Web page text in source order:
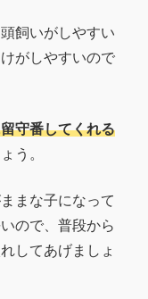
飼いがしやすい
がしやすいので
守番してくれる
う。
まな子になって
ので、普段から
してあげましょ